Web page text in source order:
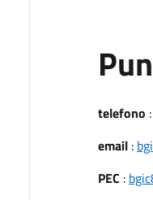
telefono :
email:
PEC :